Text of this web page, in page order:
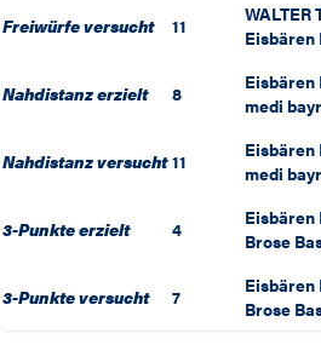
Freiwürfe versucht 11 WALTER
Eisbären
Nahdistanz erzielt 8 Eisbären
medi
Nahdistanz versucht 11 Eisbären
medi
3-Punkte erzielt 4 Eisbären
Brose
3-Punkte versucht 7 Eisbären
Brose